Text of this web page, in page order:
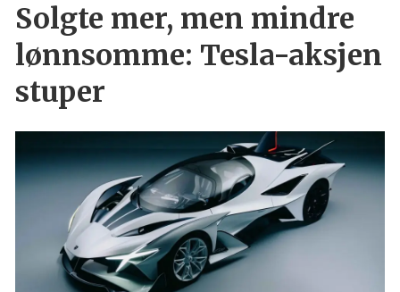
Solgte mer, men mindre
lønnsomme: Tesla-aksjen
stuper